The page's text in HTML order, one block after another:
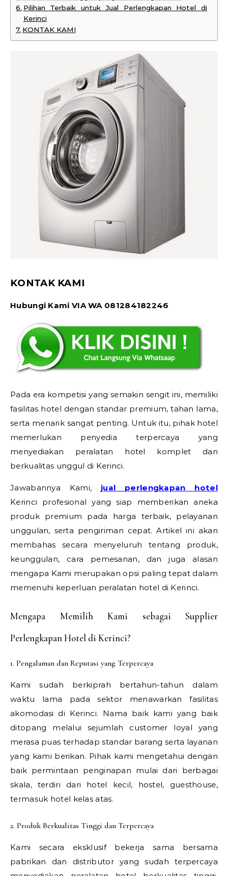
Pilihan Terbaik untuk Jual Perlengkapan Hotel di
Kerinci
KONTAK KAMI
KONTAK KAMI
Hubungi Kami VIA WA 081284182246
Pada era kompetisi yang semakin sengit ini, memiliki
fasilitas hotel dengan standar premium, tahan lama,
serta menarik sangat penting. Untuk itu, pihak hotel
memerlukan penyedia terpercaya yang
menyediakan peralatan hotel komplet dan
berkualitas unggul di Kerinci.
Jawabannya Kami, jual perlengkapan hotel
Kerinci profesional yang siap memberikan aneka
produk premium pada harga terbaik, pelayanan
unggulan, serta pengiriman cepat. Artikel ini akan
membahas secara menyeluruh tentang produk,
keunggulan, cara pemesanan, dan juga alasan
mengapa Kami merupakan opsi paling tepat dalam
memenuhi keperluan peralatan hotel di Kerinci.
Mengapa Memilih Kami sebagai Supplier
Perlengkapan Hotel di Kerinci?
1. Pengalaman dan Reputasi yang Terpercaya
Kami sudah berkiprah bertahun-tahun dalam
waktu lama pada sektor menawarkan fasilitas
akomodasi di Kerinci. Nama baik kami yang baik
ditopang melalui sejumlah customer loyal yang
merasa puas terhadap standar barang serta layanan
yang kami berikan. Pihak kami mengetahui dengan
baik permintaan penginapan mulai dari berbagai
skala, terdiri dari hotel kecil, hostel, guesthouse,
termasuk hotel kelas atas.
2. Produk Berkualitas Tinggi dan Terpercaya
Kami secara eksklusif bekerja sama bersama
pabrikan dan distributor yang sudah terpercaya